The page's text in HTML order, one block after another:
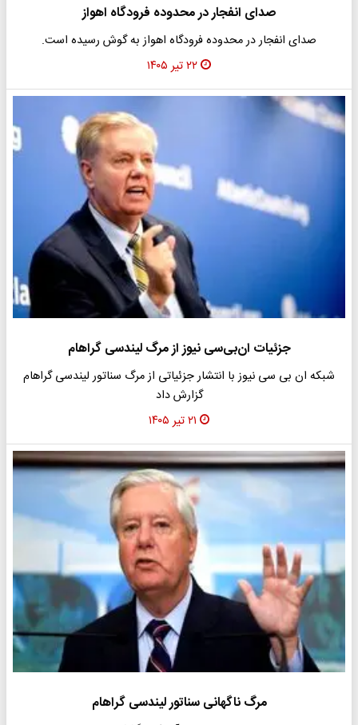
صدای انفجار در محدوده فرودگاه اهواز
صدای انفجار در محدوده فرودگاه اهواز به گوش رسیده است.
۲۲ تیر ۱۴۰۵
جزئیات ان‌بی‌سی نیوز از مرگ لیندسی گراهام
شبکه ان بی سی نیوز با انتشار جزئیاتی از مرگ سناتور لیندسی گراهام
گزارش داد
۲۱ تیر ۱۴۰۵
مرگ ناگهانی سناتور لیندسی گراهام